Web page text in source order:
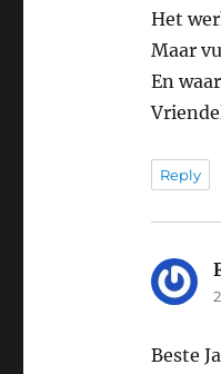
Het
Maar
En
Reply
Beste